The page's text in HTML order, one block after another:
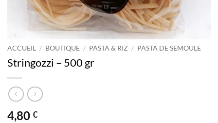
ACCUEIL / BOUTIQUE / PASTA & RIZ / PASTA DE SEMOULE
Stringozzi – 500 gr
4,80 €